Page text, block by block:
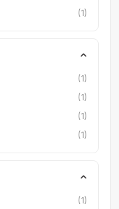
(1)
(1)
(1)
(1)
(1)
(1)